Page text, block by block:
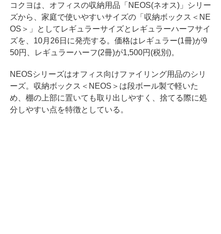
コクヨは、オフィスの収納用品「NEOS(ネオス)」シリー
ズから、家庭で使いやすいサイズの「収納ボックス＜NE
OS＞」としてレギュラーサイズとレギュラーハーフサイ
ズを、10月26日に発売する。価格はレギュラー(1冊)が9
50円、レギュラーハーフ(2冊)が1,500円(税別)。
NEOSシリーズはオフィス向けファイリング用品のシリ
ーズ。収納ボックス＜NEOS＞は段ボール製で軽いた
め、棚の上部に置いても取り出しやすく、捨てる際に処
分しやすい点を特徴としている。